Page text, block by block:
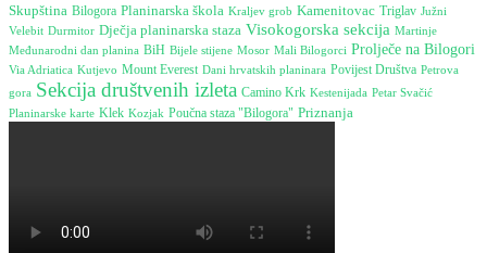
Skupština Bilogora Planinarska škola Kraljev grob Kamenitovac Triglav Južni
Velebit Durmitor Dječja planinarska staza Visokogorska sekcija Martinje
Međunarodni dan planina BiH Bijele stijene Mosor Mali Bilogorci Prolječe na Bilogori
Via Adriatica Kutjevo Mount Everest Dani hrvatskih planinara Povijest Društva Petrova
gora Sekcija društvenih izleta Camino Krk Kestenijada Petar Svačić
Planinarske karte Klek Kozjak Poučna staza "Bilogora" Priznanja